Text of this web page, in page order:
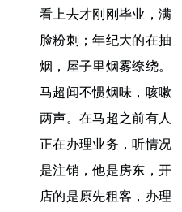
看上去才刚刚毕业，满
脸粉刺；年纪大的在抽
烟，屋子里烟雾缭绕。
马超闻不惯烟味，咳嗽
两声。在马超之前有人
正在办理业务，听情况
是注销，他是房东，开
店的是原先租客，办理